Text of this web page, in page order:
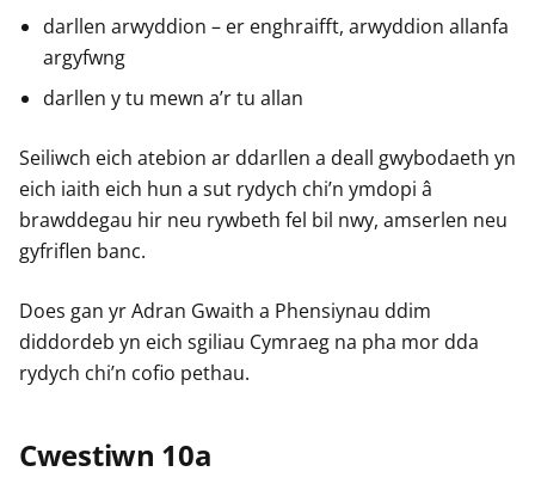
o
r
a
y
e
r
o
r
a
g
e
r
o
a
g
y
e
darllen arwyddion – er enghraifft, arwyddion allanfa
argyfwng
darllen y tu mewn a’r tu allan
Seiliwch eich atebion ar ddarllen a deall gwybodaeth yn
eich iaith eich hun a sut rydych chi’n ymdopi â
brawddegau hir neu rywbeth fel bil nwy, amserlen neu
gyfriflen banc.
Does gan yr Adran Gwaith a Phensiynau ddim
diddordeb yn eich sgiliau Cymraeg na pha mor dda
rydych chi’n cofio pethau.
Cwestiwn 10a